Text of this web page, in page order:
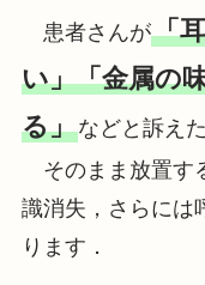
患者さんが「
い」「金属の
る」などと訴え
そのまま放置す
識消失，さらには
ります．